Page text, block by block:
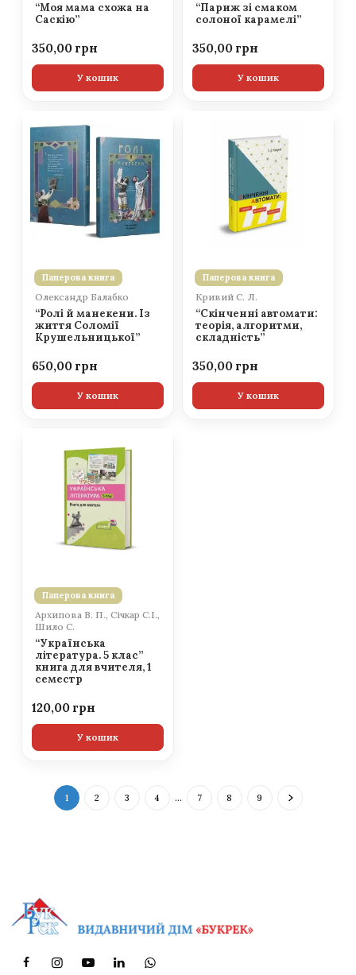
“Моя мама схожа на
Саскію”
350,00
У кошик
“Париж зі смаком
солоної карамелі”
350,00
У кошик
Паперова книга
Олександр Балабко
“Ролі й манекени. Із
життя Соломії
Крушельницької”
650,00
У кошик
Паперова книга
Кривий С. Л.
“Скінченні автомати:
теорія, алгоритми,
складність”
350,00
У кошик
Паперова книга
Архипова В. П., Січкар С.І.,
Шило С.
“Українська
література. 5 клас”
книга для вчителя, 1
семестр
120,00
У кошик
1 2 3 4 … 7 8 9